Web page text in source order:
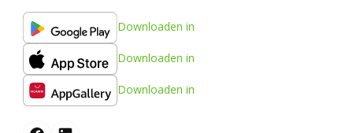
Downloaden in
Downloaden in
Downloaden in